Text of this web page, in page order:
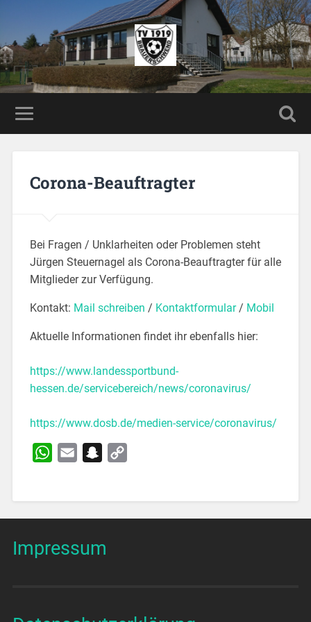
Corona-Beauftragter
Bei Fragen / Unklarheiten oder Problemen steht
Jürgen Steuernagel als Corona-Beauftragter für alle
Mitglieder zur Verfügung.
Kontakt: Mail schreiben / Kontaktformular/ Mobil
Aktuelle Informationen findet ihr ebenfalls hier:
https://www.landessportbund-
hessen.de/servicebereich/news/coronavirus/
https://www.dosb.de/medien-service/coronavirus/
WhatsApp
Email Snapchat
Impressum